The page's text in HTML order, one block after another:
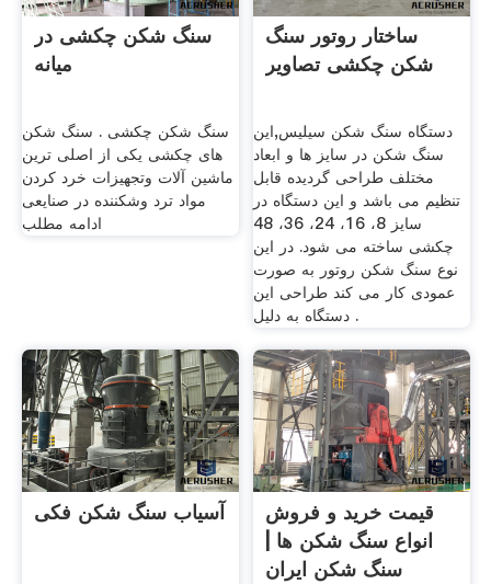
سنگ شکن چکشی در
میانه
سنگ شکن چکشی . سنگ شکن
های چکشی یکی از اصلی ترین
ماشین آلات وتجهیزات خرد کردن
مواد ترد وشکننده در صنایعی
ادامه مطلب
ساختار روتور سنگ
شکن چکشی تصاویر
دستگاه سنگ شکن سیلیس,این
سنگ شکن در سایز ها و ابعاد
مختلف طراحی گردیده قابل
تنظیم می باشد و این دستگاه در
سایز 8، 16، 24، 36، 48
چکشی ساخته می شود. در این
نوع سنگ شکن روتور به صورت
عمودی کار می کند طراحی این
دستگاه به دلیل .
آسیاب سنگ شکن فکی
قیمت خرید و فروش
انواع سنگ شکن ها |
سنگ شکن ایران